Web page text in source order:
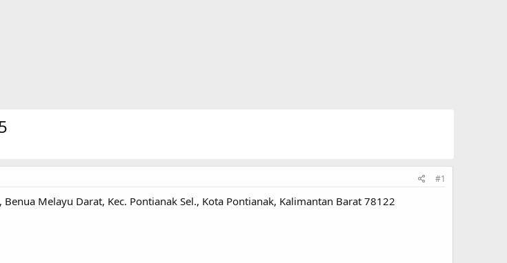
#1
Melayu Darat, Kec. Pontianak Sel., Kota Pontianak, Kalimantan Barat 78122